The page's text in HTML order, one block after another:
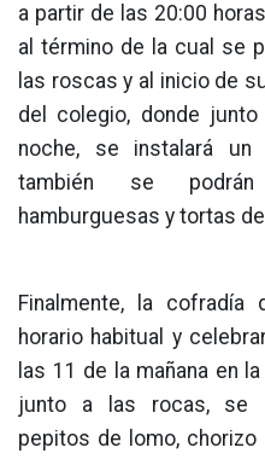
a partir de las 20:00
al término de la cual se
las roscas y al inicio de
del colegio, donde
noche, se instalará
también se podrán
hamburguesas y tortas
Finalmente, la
horario habitual y
las 11 de la mañana en
junto a las rocas, se
pepitos de lomo,